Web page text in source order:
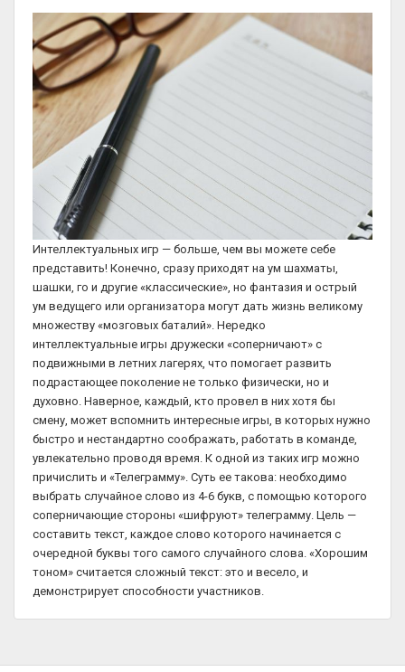
Интеллектуальных игр — больше, чем вы можете себе
представить! Конечно, сразу приходят на ум шахматы,
шашки, го и другие «классические», но фантазия и острый
ум ведущего или организатора могут дать жизнь великому
множеству «мозговых баталий». Нередко
интеллектуальные игры дружески «соперничают» с
подвижными в летних лагерях, что помогает развить
подрастающее поколение не только физически, но и
духовно. Наверное, каждый, кто провел в них хотя бы
смену, может вспомнить интересные игры, в которых нужно
быстро и нестандартно соображать, работать в команде,
увлекательно проводя время. К одной из таких игр можно
причислить и «Телеграмму». Суть ее такова: необходимо
выбрать случайное слово из 4-6 букв, с помощью которого
соперничающие стороны «шифруют» телеграмму. Цель —
составить текст, каждое слово которого начинается с
очередной буквы того самого случайного слова. «Хорошим
тоном» считается сложный текст: это и весело, и
демонстрирует способности участников.